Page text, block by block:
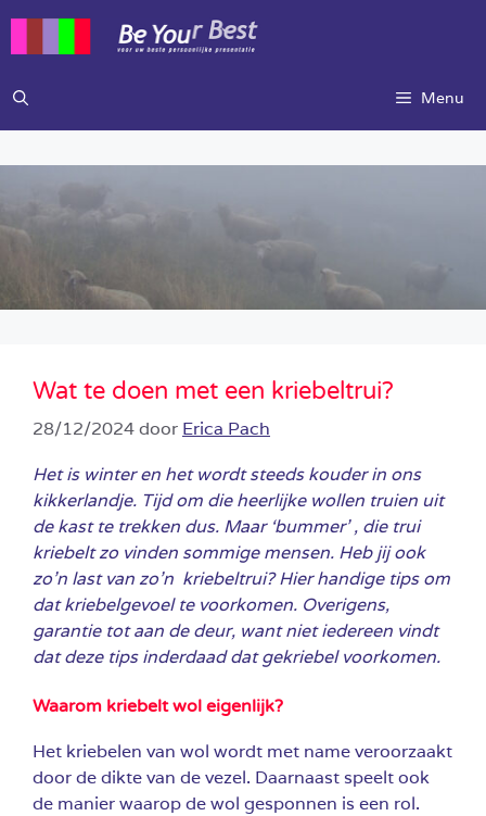
inhoud
Menu
Wat te doen met een kriebeltrui?
28/12/2024door Erica Pach
Het is winter en het wordt steeds kouder in ons
kikkerlandje. Tijd om die heerlijke wollen truien uit
de kast te trekken dus. Maar ‘bummer’ , die trui
kriebelt zo vinden sommige mensen. Heb jij ook
zo’n last van zo’n kriebeltrui? Hier handige tips om
dat kriebelgevoel te voorkomen. Overigens,
garantie tot aan de deur, want niet iedereen vindt
dat deze tips inderdaad dat gekriebel voorkomen.
Waarom kriebelt wol eigenlijk?
Het kriebelen van wol wordt met name veroorzaakt
door de dikte van de vezel. Daarnaast speelt ook
de manier waarop de wol gesponnen is een rol.